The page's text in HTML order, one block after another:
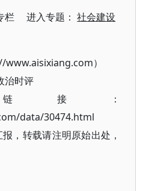
栏 进入专题：社会建设
）
治时评
接：
data/30474.html
，转载请注明原始出处，